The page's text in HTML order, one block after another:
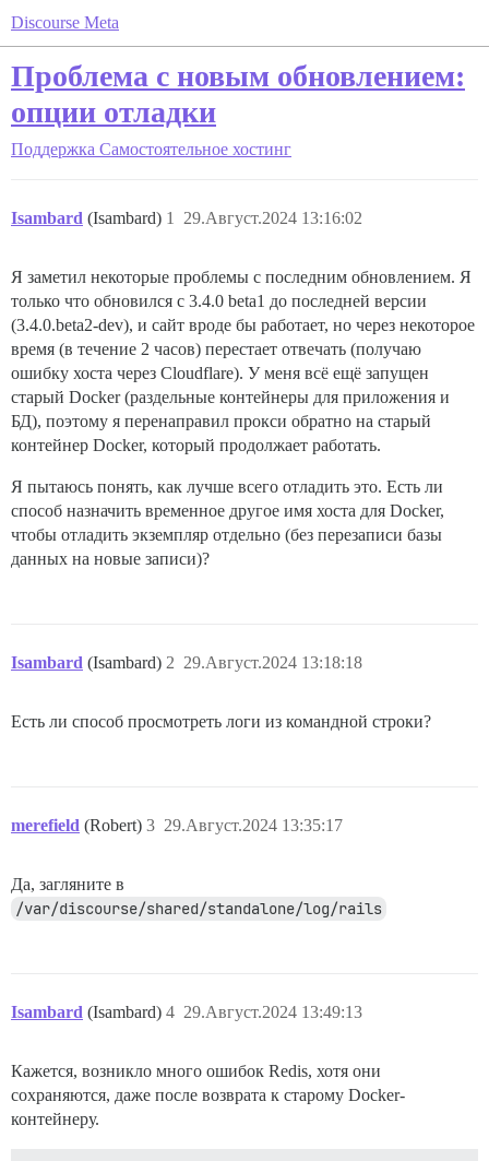
Discourse Meta
Проблема с новым обновлением:
опции отладки
Поддержка Самостоятельное хостинг
Isambard (Isambard) 29.Август.2024 13:16:02
1
Я заметил некоторые проблемы с последним обновлением. Я
только что обновился с 3.4.0 beta1 до последней версии
(3.4.0.beta2-dev), и сайт вроде бы работает, но через некоторое
время (в течение 2 часов) перестает отвечать (получаю
ошибку хоста через Cloudflare). У меня всё ещё запущен
старый Docker (раздельные контейнеры для приложения и
БД), поэтому я перенаправил прокси обратно на старый
контейнер Docker, который продолжает работать.
Я пытаюсь понять, как лучше всего отладить это. Есть ли
способ назначить временное другое имя хоста для Docker,
чтобы отладить экземпляр отдельно (без перезаписи базы
данных на новые записи)?
Isambard (Isambard) 29.Август.2024 13:18:18
2
Есть ли способ просмотреть логи из командной строки?
merefield (Robert) 29.Август.2024 13:35:17
3
Да, загляните в
/var/discourse/shared/standalone/log/rails
Isambard (Isambard) 29.Август.2024 13:49:13
4
Кажется, возникло много ошибок Redis, хотя они
сохраняются, даже после возврата к старому Docker-
контейнеру.